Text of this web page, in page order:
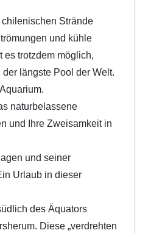
Strände
und kühle
es trotzdem möglich,
längste Pool der Welt.
naturbelassene
und Ihre Zweisamkeit in
und seiner
Urlaub in dieser
des Äquators
Diese „verdrehten